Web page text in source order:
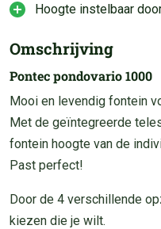
Hoogte instelbaar
Omschrijving
Pontec pondovario 1000
Mooi en levendig fontein
Met de geïntegreerde
fontein hoogte van de
Past perfect!
Door de 4 verschillende
kiezen die je wilt.